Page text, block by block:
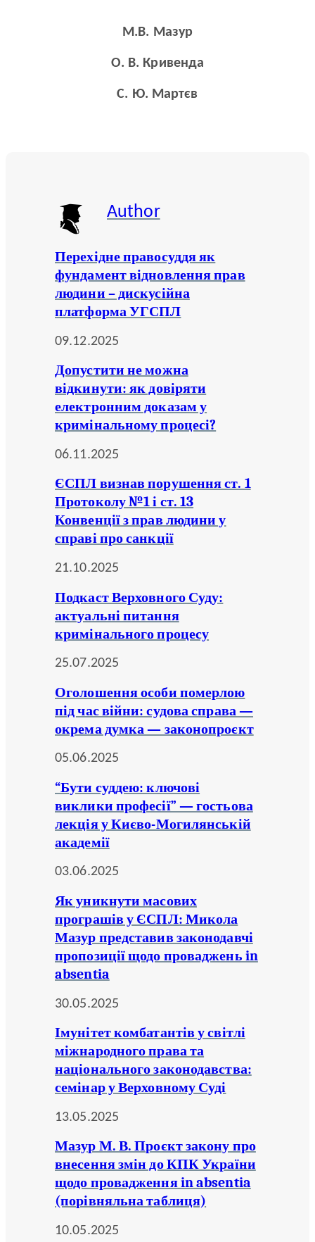
М.В. Мазур
О. В. Кривенда
С. Ю. Мартєв
Author
Перехідне правосуддя як
фундамент відновлення прав
людини – дискусійна
платформа УГСПЛ
09.12.2025
Допустити не можна
відкинути: як довіряти
електронним доказам у
кримінальному процесі?
06.11.2025
ЄСПЛ визнав порушення ст. 1
Протоколу №1 і ст. 13
Конвенції з прав людини у
справі про санкції
21.10.2025
Подкаст Верховного Суду:
актуальні питання
кримінального процесу
25.07.2025
Оголошення особи померлою
під час війни: судова справа —
окрема думка — законопроєкт
05.06.2025
“Бути суддею: ключові
виклики професії” — гостьова
лекція у Києво-Могилянській
академії
03.06.2025
Як уникнути масових
програшів у ЄСПЛ: Микола
Мазур представив законодавчі
пропозиції щодо проваджень in
absentia
30.05.2025
Імунітет комбатантів у світлі
міжнародного права та
національного законодавства:
семінар у Верховному Суді
13.05.2025
Мазур М. В. Проєкт закону про
внесення змін до КПК України
щодо провадження in absentia
(порівняльна таблиця)
10.05.2025